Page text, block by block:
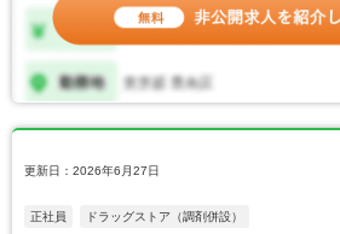
更新日：2026年6月27日
正社員 ドラッグストア（調剤併設）